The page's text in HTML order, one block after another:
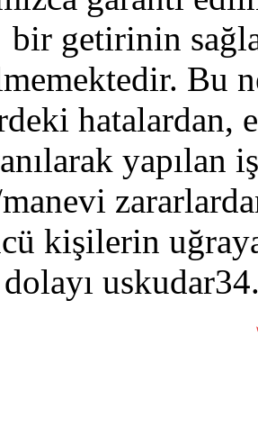
bir getirinin
Bu
hatalardan,
yapılan
kişilerin
dolayı